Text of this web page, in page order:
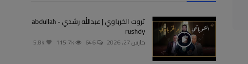
ثروت الخرباوي | عبدالله رشدي - abdullah
rushdy
مارس 27, 2026 646
115.7k